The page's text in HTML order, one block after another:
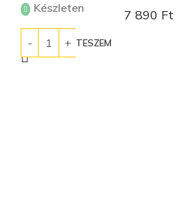
Készleten 7 890 Ft
KOSÁRBA TESZEM